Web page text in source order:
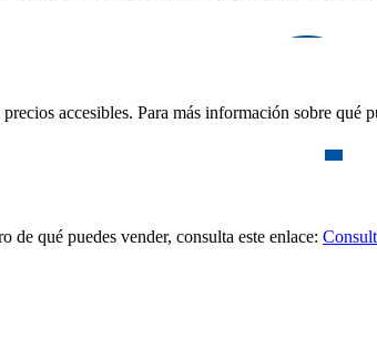
accesibles. Para más información sobre qué
de qué puedes vender, consulta este enlace: